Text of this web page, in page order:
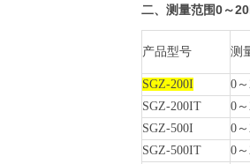
二、 测量范围0～
产品型号 测
SGZ-200I
0
SGZ-200IT
0
SGZ-500I
0
SGZ-500IT
0